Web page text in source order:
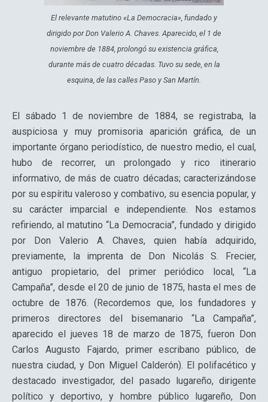
El relevante matutino «La Democracia», fundado y
dirigido por Don Valerio A. Chaves. Aparecido, el 1 de
noviembre de 1884, prolongó su existencia gráfica,
durante más de cuatro décadas. Tuvo su sede, en la
esquina, de las calles Paso y San Martín.
El sábado 1 de noviembre de 1884, se registraba, la
auspiciosa y muy promisoria aparición gráfica, de un
importante órgano periodístico, de nuestro medio, el cual,
hubo de recorrer, un prolongado y rico itinerario
informativo, de más de cuatro décadas; caracterizándose
por su espíritu valeroso y combativo, su esencia popular, y
su carácter imparcial e independiente. Nos estamos
refiriendo, al matutino “La Democracia”, fundado y dirigido
por Don Valerio A. Chaves, quien había adquirido,
previamente, la imprenta de Don Nicolás S. Frecier,
antiguo propietario, del primer periódico local, “La
Campaña”, desde el 20 de junio de 1875, hasta el mes de
octubre de 1876. (Recordemos que, los fundadores y
primeros directores del bisemanario “La Campaña”,
aparecido el jueves 18 de marzo de 1875, fueron Don
Carlos Augusto Fajardo, primer escribano público, de
nuestra ciudad, y Don Miguel Calderón). El polifacético y
destacado investigador, del pasado lugareño, dirigente
político y deportivo, y hombre público lugareño, Don